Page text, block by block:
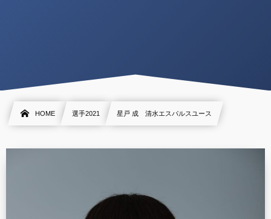
HOME 選手2021 星戸 成 清水エスパルスユース